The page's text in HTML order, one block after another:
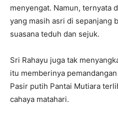
menyengat. Namun, ternyata
yang masih asri di sepanjang
suasana teduh dan sejuk.
Sri Rahayu juga tak
itu memberinya
Pasir putih Pantai Mutiara
cahaya matahari.